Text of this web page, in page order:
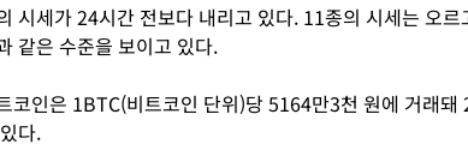
시세가 24시간 전보다 내리고 있다. 11종의 시세는 오
같은 수준을 보이고 있다.
코인은 1BTC(비트코인 단위)당 5164만3천 원에 거래
다.